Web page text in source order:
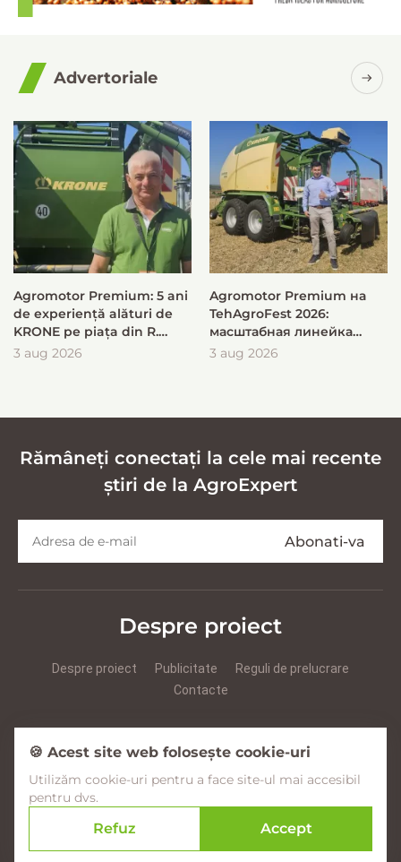
Advertoriale
Agromotor Premium: 5 ani
de experiență alături de
KRONE pe piața din R.
Moldova
3 aug 2026
Agromotor Premium на
TehAgroFest 2026:
масштабная линейка
KRONE для быстрой и
3 aug 2026
Rămâneți conectați la cele mai recente
știri de la AgroExpert
Despre proiect
Despre proiect Publicitate
Reguli de prelucrare
Contacte
Facebook YouTube Instagram
© 2017–2026 Agroexpert.md
🍪 Acest site web folosește cookie-uri
Utilizăm cookie-uri pentru a face site-ul mai accesibil
pentru dvs.
Refuz Accept